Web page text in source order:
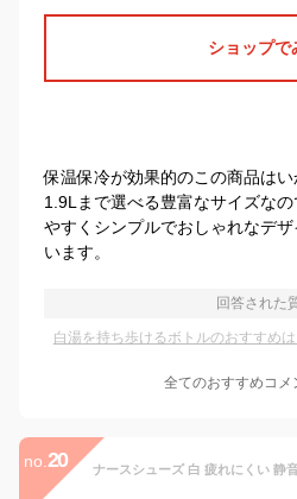
ショップで
保温保冷が効果的のこの商品は
1.9Lまで選べる豊富なサイズな
やすくシンプルでおしゃれなデ
います。
回答された
白湯を持ち歩けるボトルのおすすめは
全てのおすすめコメ
no. 20